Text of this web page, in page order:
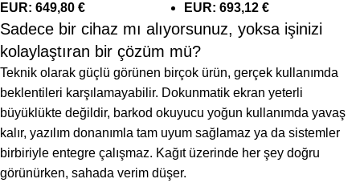
EUR: 649,80 €
EUR: 693,12 €
Sadece bir cihaz mı alıyorsunuz, yoksa işinizi
kolaylaştıran bir çözüm mü?
Teknik olarak güçlü görünen birçok ürün, gerçek kullanımda
beklentileri karşılamayabilir. Dokunmatik ekran yeterli
büyüklükte değildir, barkod okuyucu yoğun kullanımda yavaş
kalır, yazılım donanımla tam uyum sağlamaz ya da sistemler
birbiriyle entegre çalışmaz. Kağıt üzerinde her şey doğru
görünürken, sahada verim düşer.